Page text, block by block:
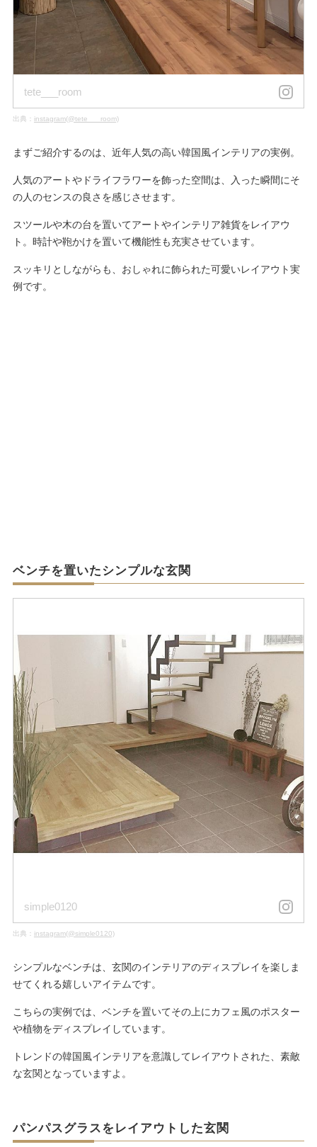
tete___room
出典： instagram(@tete___room)
まずご紹介するのは、近年人気の高い韓国風インテリアの実例。
人気のアートやドライフラワーを飾った空間は、入った瞬間にそ
の人のセンスの良さを感じさせます。
スツールや木の台を置いてアートやインテリア雑貨をレイアウ
ト。時計や鞄かけを置いて機能性も充実させています。
スッキリとしながらも、おしゃれに飾られた可愛いレイアウト実
例です。
ベンチを置いたシンプルな玄関
simple0120
出典： instagram(@simple0120)
シンプルなベンチは、玄関のインテリアのディスプレイを楽しま
せてくれる嬉しいアイテムです。
こちらの実例では、ベンチを置いてその上にカフェ風のポスター
や植物をディスプレイしています。
トレンドの韓国風インテリアを意識してレイアウトされた、素敵
な玄関となっていますよ。
パンパスグラスをレイアウトした玄関